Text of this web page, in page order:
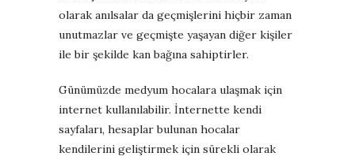
olarak anılsalar da geçmişlerini hiçbir zaman
unutmazlar ve geçmişte yaşayan diğer kişiler
ile bir şekilde kan bağına sahiptirler.
Günümüzde medyum hocalara ulaşmak için
internet kullanılabilir. İnternette kendi
sayfaları, hesaplar bulunan hocalar
kendilerini geliştirmek için sürekli olarak